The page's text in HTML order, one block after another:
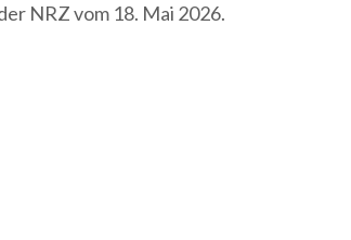
NRZ vom 18. Mai 2026.